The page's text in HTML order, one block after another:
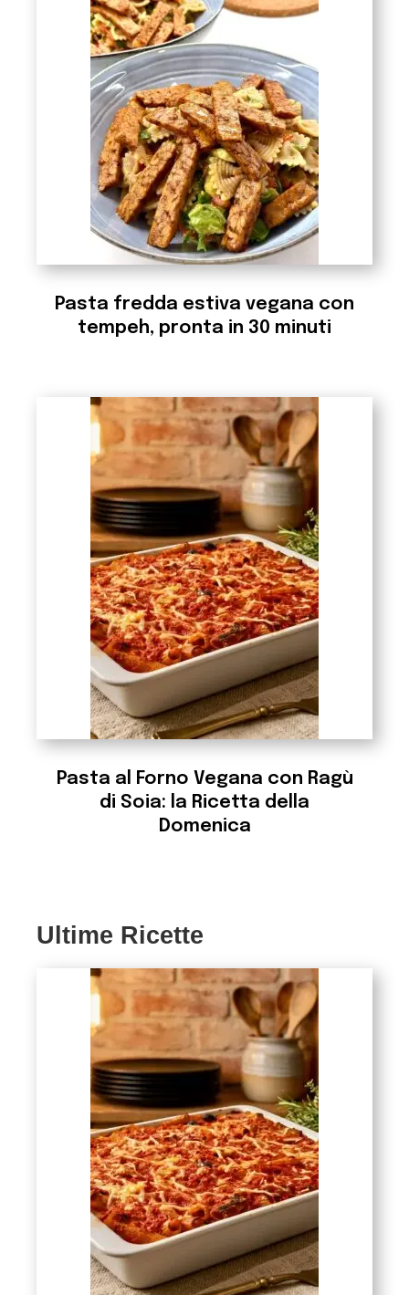
Pasta fredda estiva vegana con
tempeh, pronta in 30 minuti
Pasta al Forno Vegana con Ragù
di Soia: la Ricetta della
Domenica
Ultime Ricette